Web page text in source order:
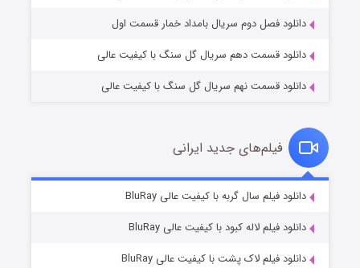
قسمت۷ (زیرنویس) منتشر شد
دانلود فصل دوم سریال بامداد خمار قسمت اول
دانلود قسمت دهم سریال گل سنگ با کیفیت عالی
دانلود قسمت نهم سریال گل سنگ با کیفیت عالی
فیلم‌های جدید ایرانی
دانلود فیلم سال گربه با کیفیت عالی BluRay
دانلود فیلم لاله کبود با کیفیت عالی BluRay
دانلود فیلم لاک پشت با کیفیت عالی BluRay